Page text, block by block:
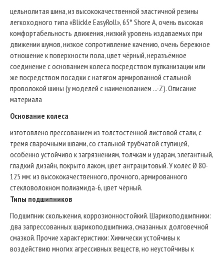
цельнолитая шина, из высококачественной эластичной резины
легкоходного типа «Blickle EasyRoll», 65° Shore A, очень высокая
комфортабельность движения, низкий уровень издаваемых при
движении шумов, низкое сопротивление качению, очень бережное
отношение к поверхности пола, цвет чёрный, неразъёмное
соединение с основанием колеса посредством вулканизации или
же посредством посадки с натягом армированной стальной
проволокой шины (у моделей с наименованием ...-Z). Описание
материала
Основание колеса
изготовлено прессованием из толстостенной листовой стали, с
тремя сварочными швами, со стальной трубчатой ступицей,
особенно устойчиво к загрязнениям, толчкам и ударам, элегантный,
гладкий дизайн, покрыто лаком, цвет антрацитовый. У колёс Ø 80-
125 мм: из высококачественного, прочного, армированного
стекловолокном полиамида-6, цвет чёрный.
Типы подшипников
Подшипник скольжения, коррозионностойкий. Шарикоподшипники:
два запрессованных шарикоподшипника, смазанных долговечной
смазкой. Прочие характеристики: Химически устойчивы к
воздействию многих агрессивных веществ, но неустойчивы к